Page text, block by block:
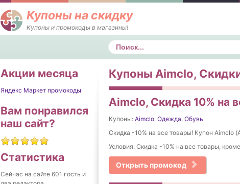
Купоны на скидку
Купоны и промокоды в магазины!
Поиск
Акции месяца
Яндекс Маркет промокоды
Вам понравился
наш сайт?
Статистика
Сейчас на сайте 601 гость и
Купоны Aimclo,
Aimclo, Скидка 10% на
Купоны: Aimclo, Одежда, Обувь
Скидка -10% на все товары! Купон Aimclo
Условия: Скидка -10% на все товары,
Открыть промокод